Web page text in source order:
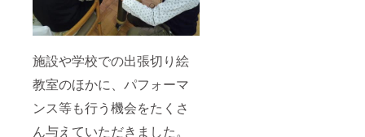
施設や学校での出張切り絵
教室のほかに、パフォーマ
ンス等も行う機会をたくさ
ん与えていただきました。